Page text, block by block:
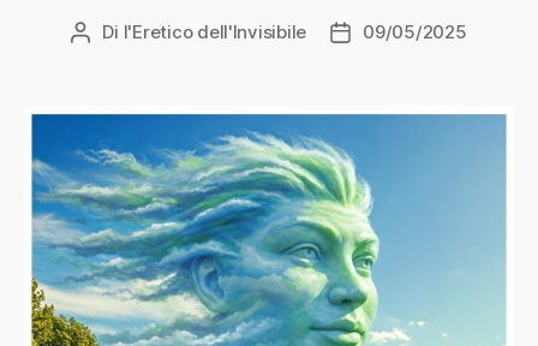
Autore
Di l'Eretico dell'Invisibile
Data09/05/2025